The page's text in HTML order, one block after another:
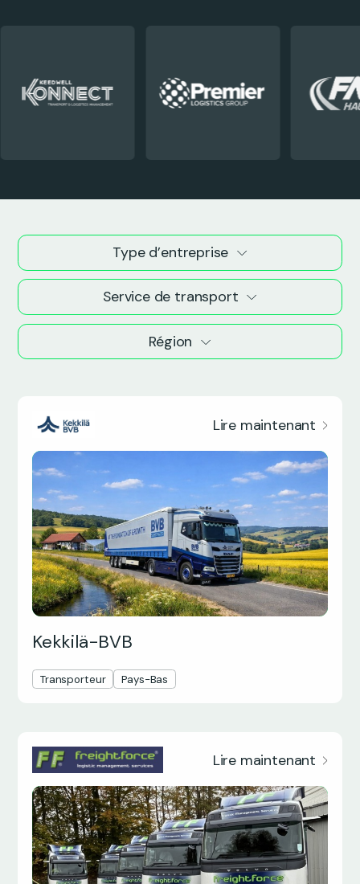
Type d’entreprise
Service de transport
Région
Lire maintenant
Kekkilä-BVB
Transporteur Pays-Bas
Lire maintenant